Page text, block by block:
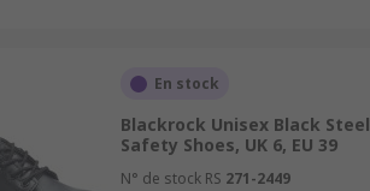
En stock
Blackrock Unisex Black Steel
Safety Shoes, UK 6, EU 39
N° de stock RS 271-2449